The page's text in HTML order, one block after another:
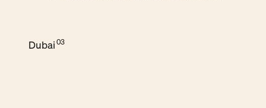
Dubai